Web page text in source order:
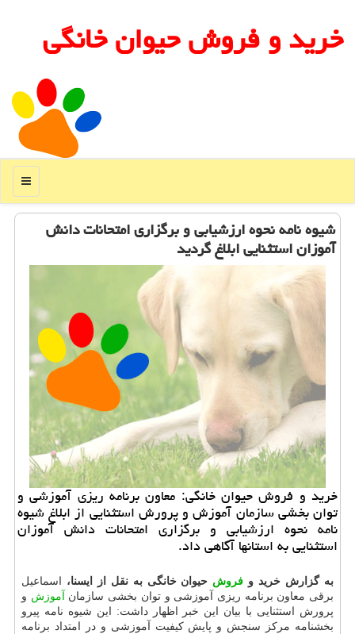
خرید و فروش حیوان خانگی
منو
شیوه نامه نحوه ارزشیابی و برگزاری امتحانات دانش
آموزان استثنایی ابلاغ گردید
خرید و فروش حیوان خانگی: معاون برنامه ریزی آموزشی و
توان بخشی سازمان آموزش و پرورش استثنایی از ابلاغ شیوه
نامه نحوه ارزشیابی و برگزاری امتحانات دانش آموزان
استثنایی به استانها آگاهی داد.
به گزارش خرید و فروش حیوان خانگی به نقل از ایسنا، اسماعیل
برقی معاون برنامه ریزی آموزشی و توان بخشی سازمان آموزش و
پرورش استثنایی با بیان این خبر اظهار داشت: این شیوه نامه پیرو
بخشنامه مرکز سنجش و پایش کیفیت آموزشی و در امتداد برنامه